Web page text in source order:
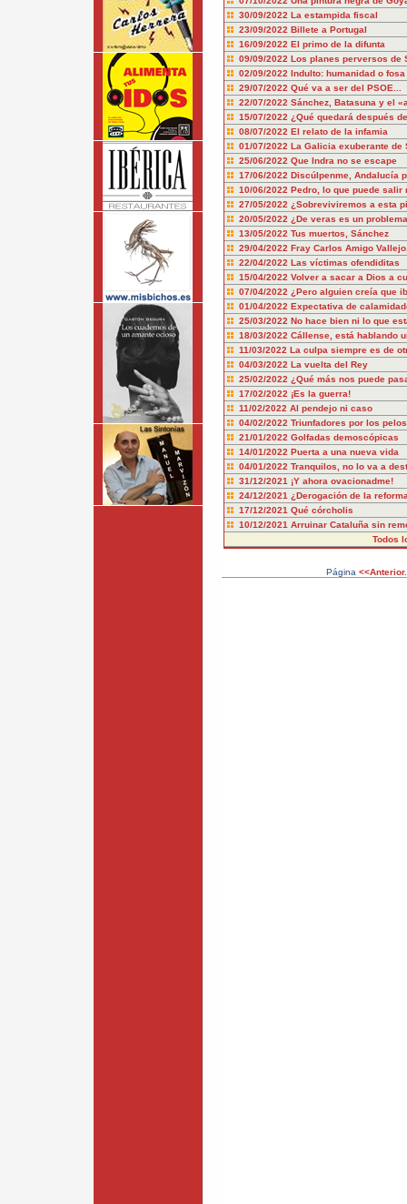
30/09/2022 La estampida fiscal
23/09/2022 Billete a Portugal
16/09/2022 El primo de la difunta
09/09/2022 Los planes perversos de
02/09/2022 Indulto: humanidad o
29/07/2022 Qué va a ser del PSOE...
22/07/2022 Sánchez, Batasuna y el
15/07/2022 ¿Qué quedará después
08/07/2022 El relato de la infamia
01/07/2022 La Galicia exuberante de
25/06/2022 Que Indra no se escape
17/06/2022 Discúlpenme, Andalucía
10/06/2022 Pedro, lo que puede salir
27/05/2022 ¿Sobreviviremos a esta
20/05/2022 ¿De veras es un
13/05/2022 Tus muertos, Sánchez
29/04/2022 Fray Carlos Amigo
22/04/2022 Las víctimas ofendiditas
15/04/2022 Volver a sacar a Dios a
07/04/2022 ¿Pero alguien creía que
01/04/2022 Expectativa de
25/03/2022 No hace bien ni lo que
18/03/2022 Cállense, está hablando
11/03/2022 La culpa siempre es de
04/03/2022 La vuelta del Rey
25/02/2022 ¿Qué más nos puede
17/02/2022 ¡Es la guerra!
11/02/2022 Al pendejo ni caso
04/02/2022 Triunfadores por los pelos
21/01/2022 Golfadas demoscópicas
14/01/2022 Puerta a una nueva vida
04/01/2022 Tranquilos, no lo va a
31/12/2021 ¡Y ahora ovacionadme!
24/12/2021 ¿Derogación de la
17/12/2021 Qué córcholis
10/12/2021 Arruinar Cataluña sin
Todos
Página